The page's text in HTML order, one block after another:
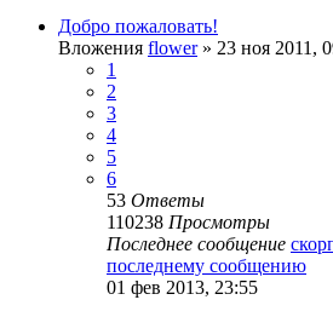
Добро пожаловать!
Вложения flower» 23 ноя 2011,
1
2
3
4
5
6
53 Ответы
110238 Просмотры
Последнее сообщение
последнему сообщению
01 фев 2013, 23:55